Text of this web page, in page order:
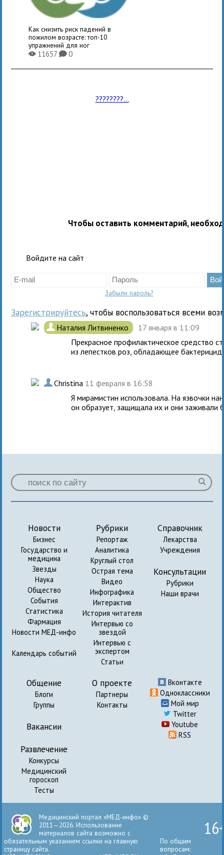
Как снизить риск падений в
пожилом возрасте: топ-10
упражнений для ног
X11657K0
????????...
Чтобы оставить комментарий,
Войдите на сайт
Забыли пароль?
Зарегистрируйтесь, чтобы воспользоваться всеми
. Наталия Литвиненко
17 января в 11:09
Прекрасное профилактическое средство
из лепестков роз, обладающее
. Christina 11 февраля в 16:58
Я мирамистин использовала. На язвочки
он образует, защищала их и они заживали
Новости
Бизнес
Государство и
медицина
Звезды
Наука
Общество
События
Статистика
Фармация
Новости МЕД-инфо
Календарь событий
Рубрики
Репортаж
Аналитика
Круглый стол
Острая тема
Видео
Инфографика
Интерактив
История читателя
Интервью со
звездой
Интервью с
экспертом
Статьи
Справочник
Лекарства
Учреждения
Консультации
Рубрики
Наши врачи
Общение
Блоги
Группы
Вакансии
Развлечение
Конкурсы
Медицинский
гороскоп
Тесты
О проекте
Партнеры
Контакты
Вконтакте
Одноклассники
Мой мир
Twitter
Youtube
RSS
Медицинский портал «МЕД-инфо» ©
2011—2026. Использование
материалов сайта возможно с
обязательным указанием ссылки на главную
страницу сайта.
По общим
вопросам: